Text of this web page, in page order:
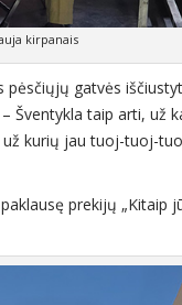
kirpanais
pėsčiųjų gatvės
Šventykla taip arti, už
kurių jau tuoj-tuoj-
prekijų „Kitaip